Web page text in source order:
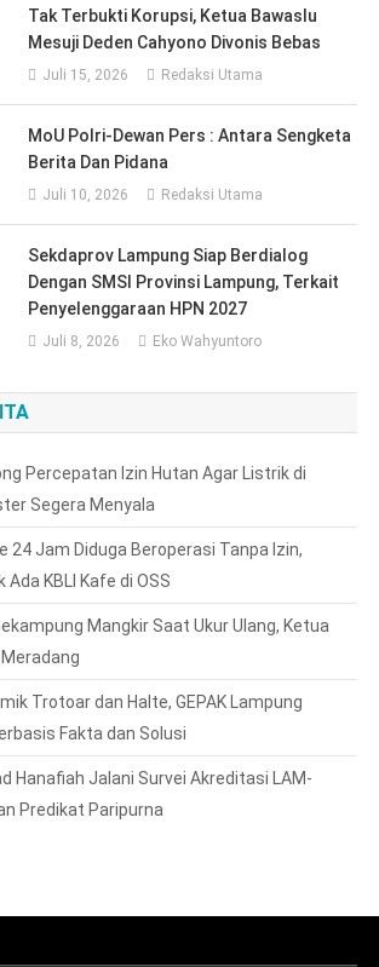
Tak Terbukti Korupsi, Ketua Bawaslu
Mesuji Deden Cahyono Divonis Bebas
Juli 15, 2026 Redaksi Utama
MoU Polri-Dewan Pers : Antara Sengketa
Berita Dan Pidana
Juli 10, 2026 Redaksi Utama
Sekdaprov Lampung Siap Berdialog
Dengan SMSI Provinsi Lampung, Terkait
Penyelenggaraan HPN 2027
Juli 8, 2026 Eko Wahyuntoro
Percepatan Izin Hutan Agar Listrik di
Segera Menyala
24 Jam Diduga Beroperasi Tanpa Izin,
Ada KBLI Kafe di OSS
Mangkir Saat Ukur Ulang, Ketua
Meradang
Trotoar dan Halte, GEPAK Lampung
Fakta dan Solusi
Hanafiah Jalani Survei Akreditasi LAM-
Predikat Paripurna